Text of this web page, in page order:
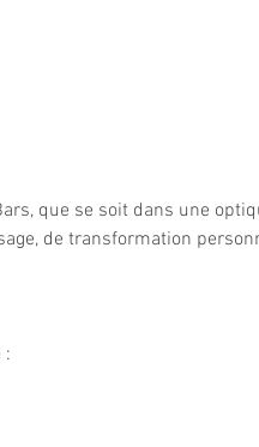
que se soit dans une
de transformation
: